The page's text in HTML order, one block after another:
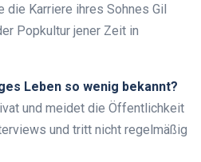
die Karriere ihres Sohnes Gil
Popkultur jener Zeit in
Leben so wenig bekannt?
und meidet die Öffentlichkeit
und tritt nicht regelmäßig